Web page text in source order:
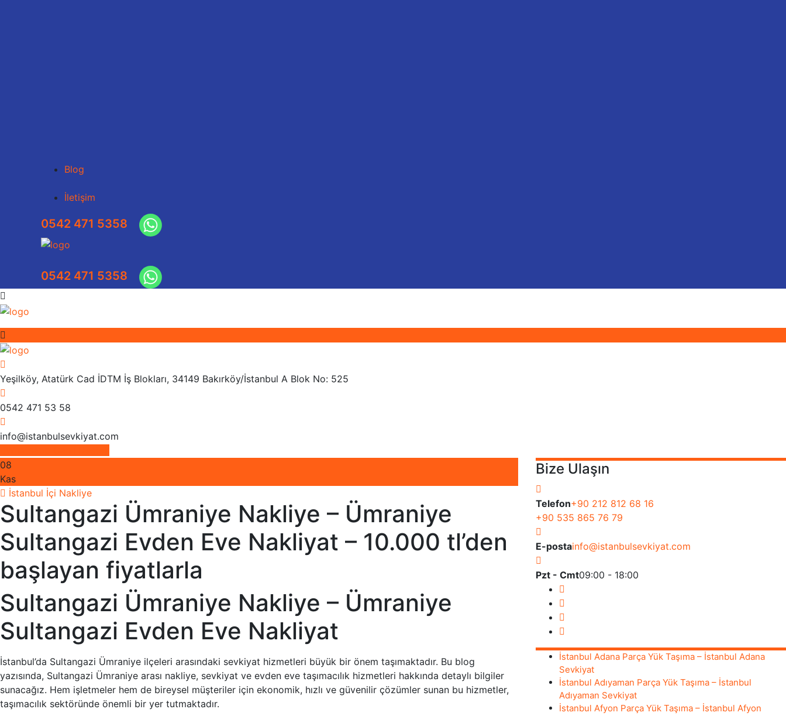
Blog
İletişim
Yeşilköy, Atatürk Cad İDTM İş Blokları, 34149 Bakırköy/İstanbul A Blok No: 525
0542 471 53 58
info@istanbulsevkiyat.com
08
Kas
İstanbul İçi Nakliye
Sultangazi Ümraniye Nakliye – Ümraniye
Sultangazi Evden Eve Nakliyat – 10.000 tl’den
başlayan fiyatlarla
Sultangazi Ümraniye Nakliye – Ümraniye
Sultangazi Evden Eve Nakliyat
İstanbul’da Sultangazi Ümraniye ilçeleri arasındaki sevkiyat hizmetleri büyük bir önem taşımaktadır. Bu blog
yazısında, Sultangazi Ümraniye arası nakliye, sevkiyat ve evden eve taşımacılık hizmetleri hakkında detaylı bilgiler
sunacağız. Hem işletmeler hem de bireysel müşteriler için ekonomik, hızlı ve güvenilir çözümler sunan bu hizmetler,
taşımacılık sektöründe önemli bir yer tutmaktadır.
Bize Ulaşın
Telefon+90 212 812 68 16
+90 535 865 76 79
E-postainfo@istanbulsevkiyat.com
Pzt - Cmt09:00 - 18:00
İstanbul Adana Parça Yük Taşıma – İstanbul Adana
Sevkiyat
İstanbul Adıyaman Parça Yük Taşıma – İstanbul
Adıyaman Sevkiyat
İstanbul Afyon Parça Yük Taşıma – İstanbul Afyon